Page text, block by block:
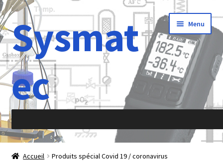
Aller
à
la
navigation
Aller
au
contenu
Sysmat
ec
Menu
Accueil
Accueil Produits spécial Covid 19 / coronavirus